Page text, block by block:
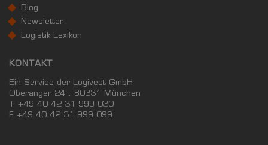
Blog
Newsletter
Logistik Lexikon
KONTAKT
Ein Service der Logivest GmbH
Oberanger 24 . 80331 München
T +49 40 42 31 999 030
F +49 40 42 31 999 099